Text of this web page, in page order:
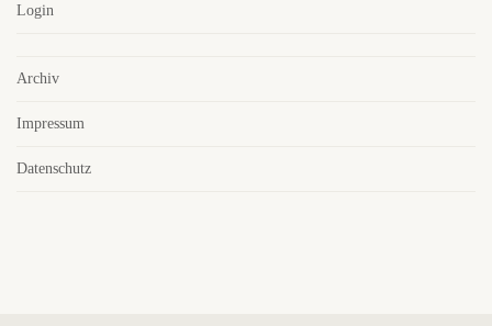
Login
Archiv
Impressum
Datenschutz